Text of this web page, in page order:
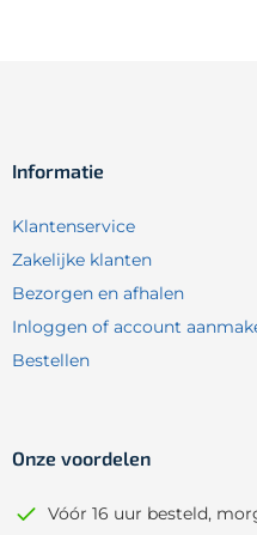
Informatie
Klantenservice
Zakelijke klanten
Bezorgen en afhalen
Inloggen of account
Bestellen
Onze voordelen
Vóór 16 uur besteld,